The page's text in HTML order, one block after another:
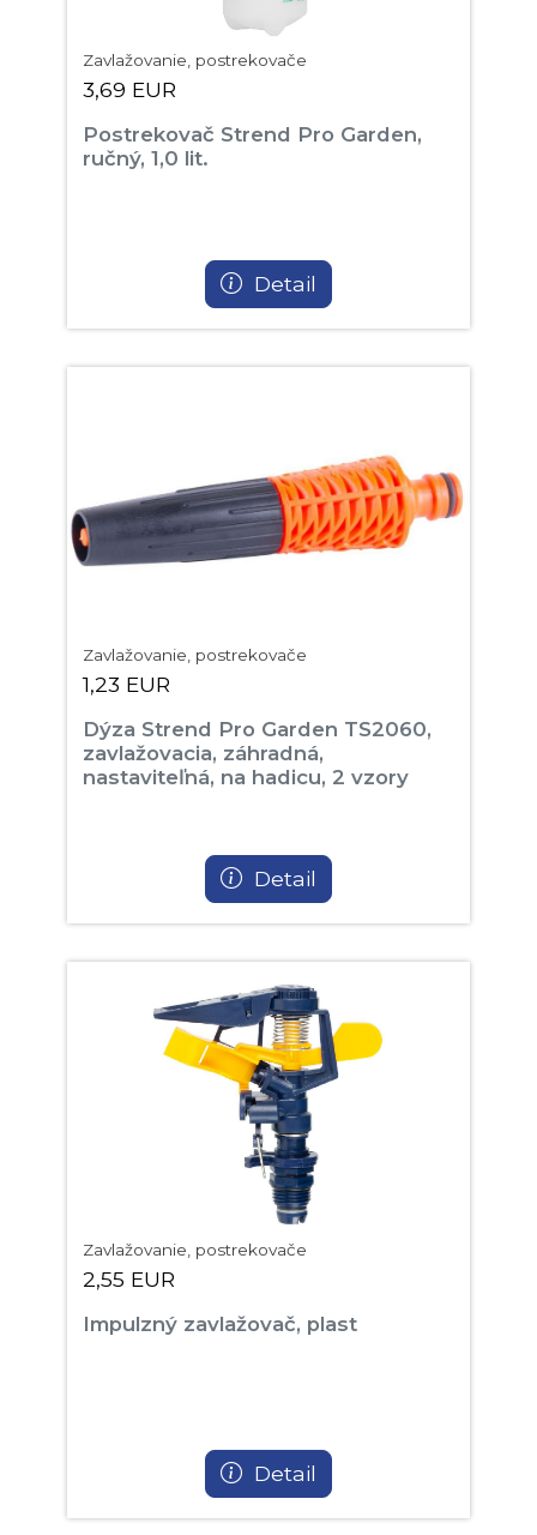
Zavlažovanie, postrekovače
3,69 EUR
Postrekovač Strend Pro Garden,
ručný, 1,0 lit.
Detail
Zavlažovanie, postrekovače
1,23 EUR
Dýza Strend Pro Garden TS2060,
zavlažovacia, záhradná,
nastaviteľná, na hadicu, 2 vzory
Detail
Zavlažovanie, postrekovače
2,55 EUR
Impulzný zavlažovač, plast
Detail